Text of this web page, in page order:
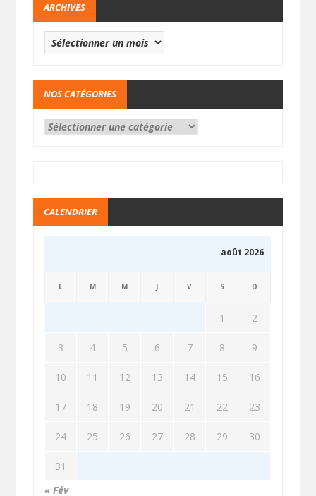
ARCHIVES
NOS CATÉGORIES
CALENDRIER
août 2026
L M M J V S D
1 2
3 4 5 6 7 8 9
10 11 12 13 14 15 16
17 18 19 20 21 22 23
24 25 26 27 28 29 30
31
« Fév